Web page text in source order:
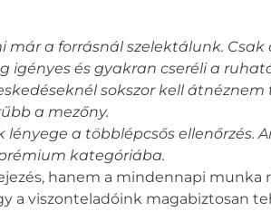
már a forrásnál szelektálunk.
igényes és gyakran cseréli a
sokszor kell
a mezőny.
a többlépcsős ellenőrzés.
kategóriába.
hanem a mindennapi munka
a viszonteladóink magabiztosan